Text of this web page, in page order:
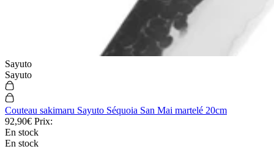
Sayuto
Sayuto
Couteau sakimaru Sayuto Séquoia San Mai martelé 20cm
92,90€ Prix:
En stock
En stock